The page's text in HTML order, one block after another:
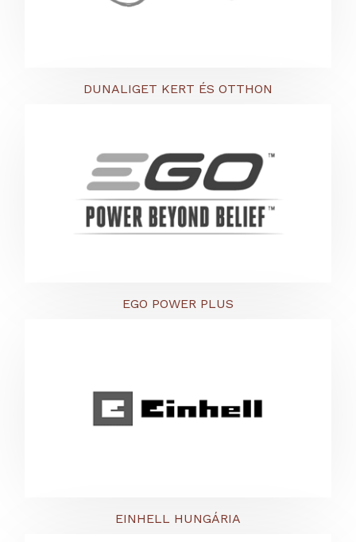
DUNALIGET KERT ÉS OTTHON
EGO POWER PLUS
EINHELL HUNGÁRIA